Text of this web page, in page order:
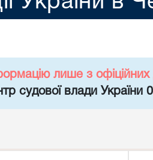
лише з
судової влади України